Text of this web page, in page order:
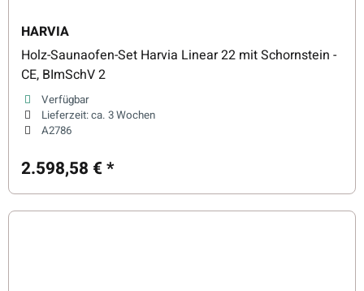
HARVIA
Holz-Saunaofen-Set Harvia Linear 22 mit Schornstein -
CE, BImSchV 2
Verfügbar
Lieferzeit:ca. 3 Wochen
A2786
2.598,58 €*